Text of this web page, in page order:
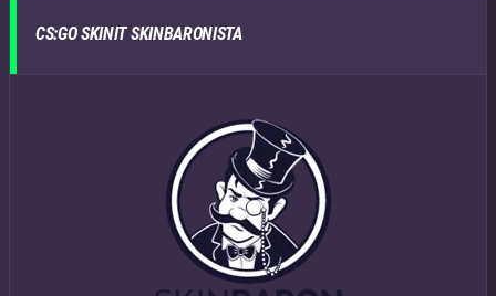
CS:GO SKINIT SKINBARONISTA